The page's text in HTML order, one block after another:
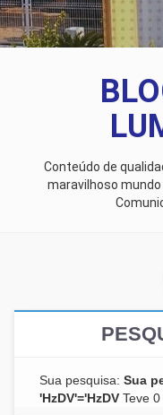
Conteúdo de
maravilhoso
Sua pesquisa: Sua
'HzDV'='HzDV Teve